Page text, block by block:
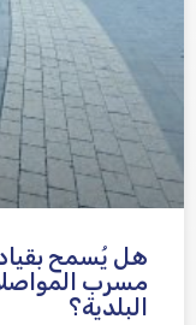
هل يُسمح
مسرب
البلدية؟